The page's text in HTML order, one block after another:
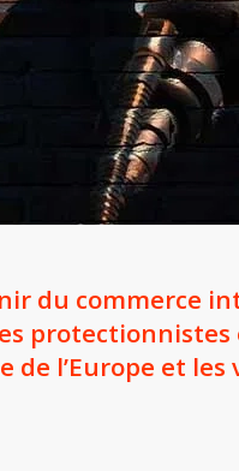
du commerce
protectionnistes
l’Europe et les